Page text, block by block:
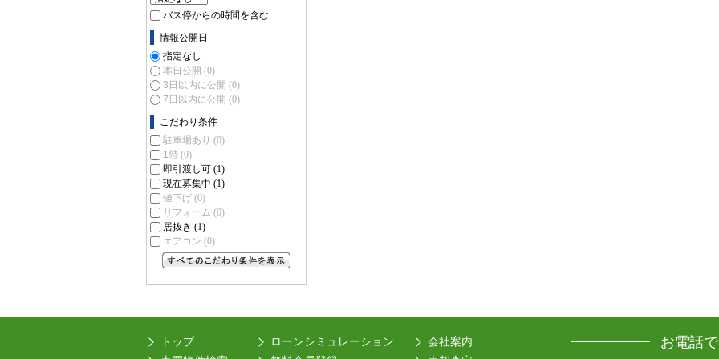
バス停からの時間を含む
情報公開日
指定なし
本日公開 (0)
3日以内に公開 (0)
7日以内に公開 (0)
こだわり条件
駐車場あり (0)
1階 (0)
即引渡し可 (1)
現在募集中 (1)
値下げ (0)
リフォーム (0)
居抜き (1)
エアコン (0)
トップ
ローンシミュレーション
会社案内
お電話